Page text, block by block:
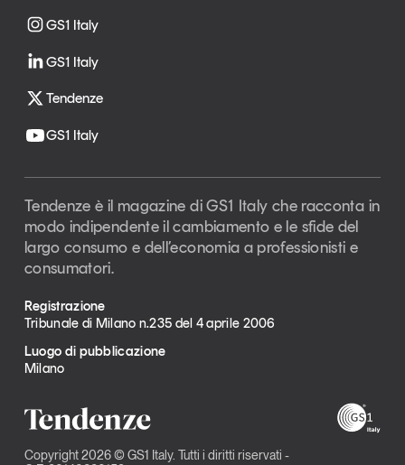
GS1 Italy
GS1 Italy
Tendenze
GS1 Italy
Tendenze è il magazine di GS1 Italy che racconta in
modo indipendente il cambiamento e le sfide del
largo consumo e dell’economia a professionisti e
consumatori.
Registrazione
Tribunale di Milano n.235 del 4 aprile 2006
Luogo di pubblicazione
Milano
Copyright 2026 © GS1 Italy. Tutti i diritti riservati -